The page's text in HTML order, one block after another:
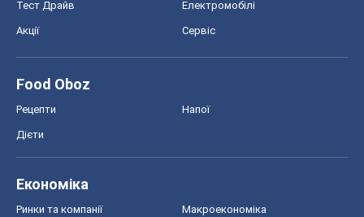
Тест Драйв Електромобілі
Акції Сервіс
Food Oboz
Рецепти Напої
Дієти
Економіка
Ринки та компанії Макроекономіка